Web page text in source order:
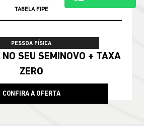
TABELA FIPE
PESSOA FÍSICA
ZERO
CONFIRA A OFERTA